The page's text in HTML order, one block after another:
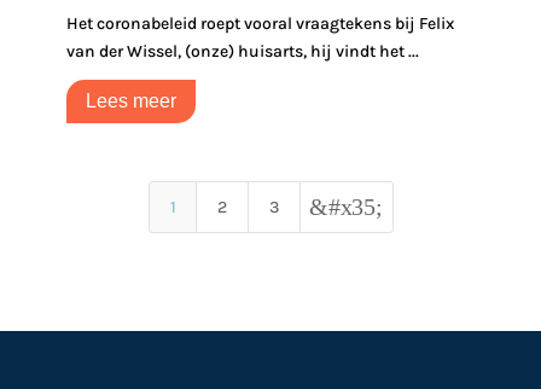
Het coronabeleid roept vooral vraagtekens bij Felix
van der Wissel, (onze) huisarts, hij vindt het ...
Lees meer
1 2 3 &#x35;